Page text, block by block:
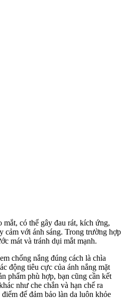
có thể gây đau rát, kích ứng,
cả‌m với ánh sáng. Trong trường hợp
mát và tránh dụi mắt mạnh.
chống nắng đúng cách là chìa
động tiêu cực của ánh nắng mặt
phẩm phù hợp, bạn cũng cần kết
như che chắn và hạn chế ra
để đảm bảo làn da luôn khỏe